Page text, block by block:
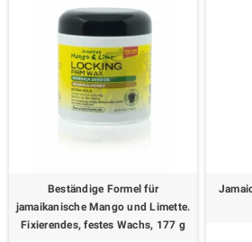
Beständige Formel für
jamaikanische Mango und Limette.
Fixierendes, festes Wachs, 177 g